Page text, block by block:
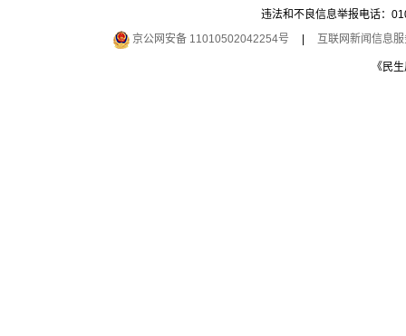
违法和不良信息举报电话：
京公网安备 11010502042254号
互联网新闻信息
《民